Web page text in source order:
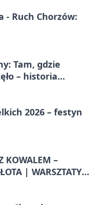
- Ruch Chorzów:
Tam, gdzie
– historia
2026 – festyn
KOWALEM –
| WARSZTATY